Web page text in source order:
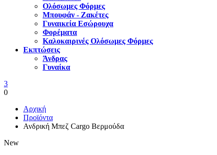
Ολόσωμες Φόρμες
Μπουφάν - Ζακέτες
Γυναικεία Εσώρουχα
Φορέματα
Καλοκαιρινές Ολόσωμες Φόρμες
Εκπτώσεις
Άνδρας
Γυναίκα
3
0
Αρχική
Προϊόντα
Ανδρική Μπεζ Cargo Βερμούδα
New